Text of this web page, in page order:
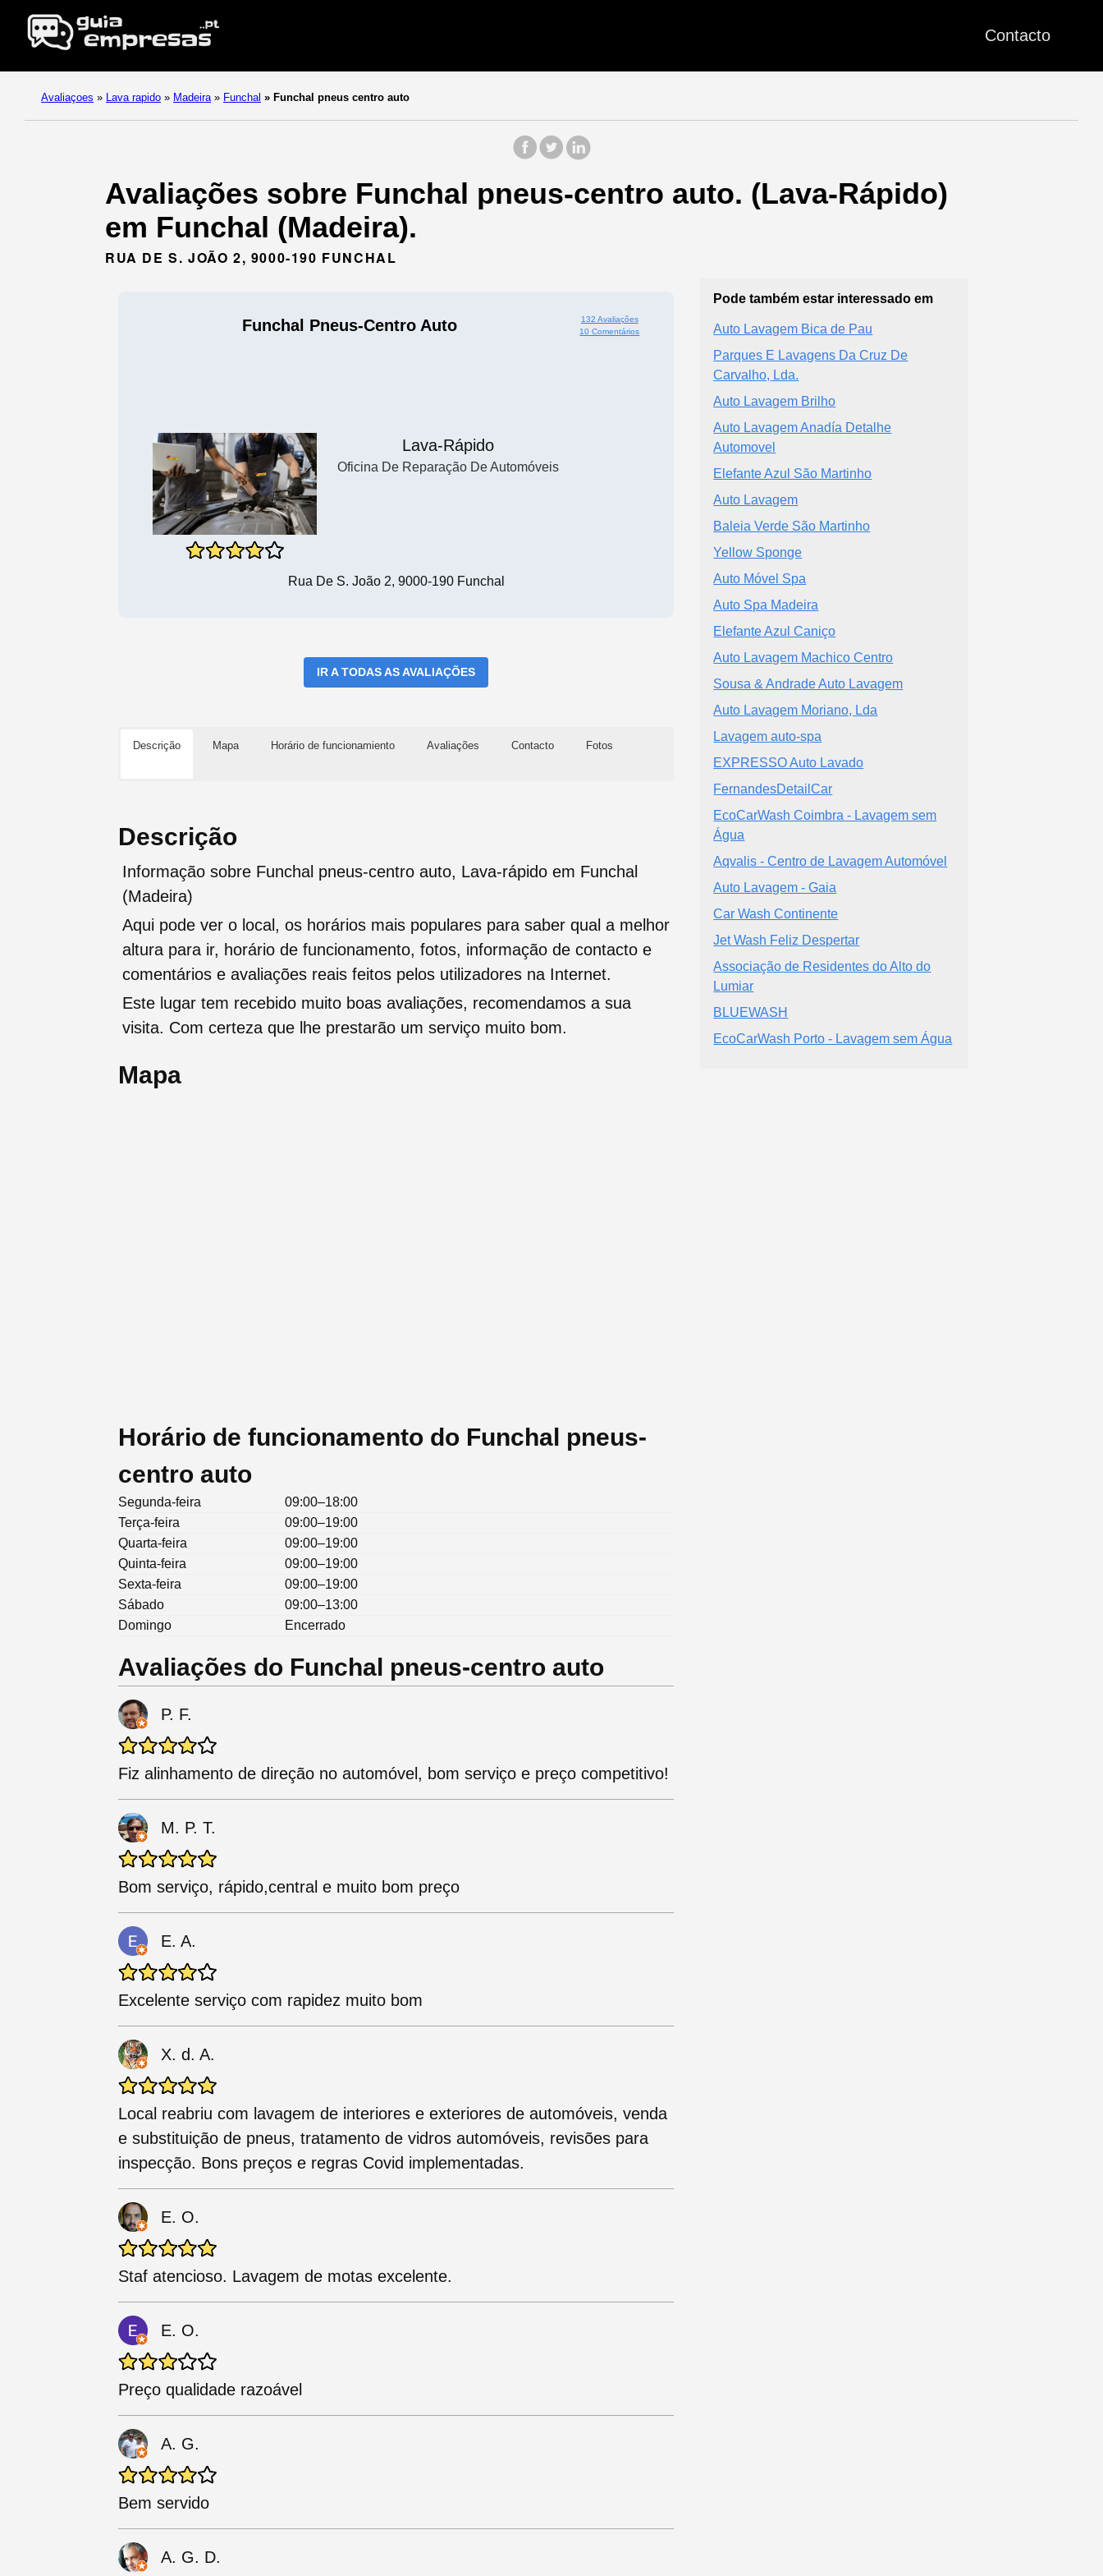
Contacto
Avaliaçoes » Lava rapido » Madeira » Funchal » Funchal pneus centro auto
Avaliações sobre Funchal pneus-centro auto. (Lava-Rápido)
em Funchal (Madeira).
RUA DE S. JOÃO 2, 9000-190 FUNCHAL
Funchal Pneus-Centro Auto
132 Avaliações
10 Comentários
Lava-Rápido
Oficina De Reparação De Automóveis
Rua De S. João 2, 9000-190 Funchal
IR A TODAS AS AVALIAÇÕES
Descrição Mapa Horário de funcionamiento Avaliações Contacto Fotos
Descrição
Informação sobre Funchal pneus-centro auto, Lava-rápido em Funchal
(Madeira)
Aqui pode ver o local, os horários mais populares para saber qual a melhor
altura para ir, horário de funcionamento, fotos, informação de contacto e
comentários e avaliações reais feitos pelos utilizadores na Internet.
Este lugar tem recebido muito boas avaliações, recomendamos a sua
visita. Com certeza que lhe prestarão um serviço muito bom.
Mapa
Horário de funcionamento do Funchal pneus-
centro auto
Segunda-feira
09:00–18:00
Terça-feira
09:00–19:00
Quarta-feira
09:00–19:00
Quinta-feira
09:00–19:00
Sexta-feira
09:00–19:00
Sábado
09:00–13:00
Domingo
Encerrado
Avaliações do Funchal pneus-centro auto
P. F.
Fiz alinhamento de direção no automóvel, bom serviço e preço competitivo!
M. P. T.
Bom serviço, rápido,central e muito bom preço
E. A.
Excelente serviço com rapidez muito bom
X. d. A.
Local reabriu com lavagem de interiores e exteriores de automóveis, venda
e substituição de pneus, tratamento de vidros automóveis, revisões para
inspecção. Bons preços e regras Covid implementadas.
E. O.
Staf atencioso. Lavagem de motas excelente.
E. O.
Preço qualidade razoável
A. G.
Bem servido
A. G. D.
Pode também estar interessado em
Auto Lavagem Bica de Pau
Parques E Lavagens Da Cruz De
Carvalho, Lda.
Auto Lavagem Brilho
Auto Lavagem Anadía Detalhe
Automovel
Elefante Azul São Martinho
Auto Lavagem
Baleia Verde São Martinho
Yellow Sponge
Auto Móvel Spa
Auto Spa Madeira
Elefante Azul Caniço
Auto Lavagem Machico Centro
Sousa & Andrade Auto Lavagem
Auto Lavagem Moriano, Lda
Lavagem auto-spa
EXPRESSO Auto Lavado
FernandesDetailCar
EcoCarWash Coimbra - Lavagem sem
Água
Aqvalis - Centro de Lavagem Automóvel
Auto Lavagem - Gaia
Car Wash Continente
Jet Wash Feliz Despertar
Associação de Residentes do Alto do
Lumiar
BLUEWASH
EcoCarWash Porto - Lavagem sem Água